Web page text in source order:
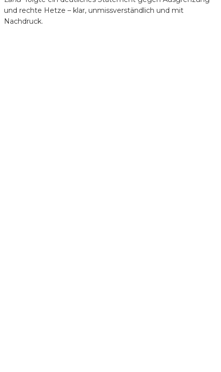
und rechte Hetze – klar, unmissverständlich und mit
Nachdruck.